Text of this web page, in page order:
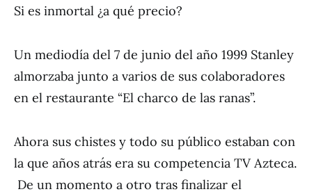
Si es inmortal ¿a qué precio?
Un mediodía del 7 de junio del año 1999 Stanley
almorzaba junto a varios de sus colaboradores
en el restaurante “El charco de las ranas”.
Ahora sus chistes y todo su público estaban con
la que años atrás era su competencia TV Azteca.
De un momento a otro tras finalizar el